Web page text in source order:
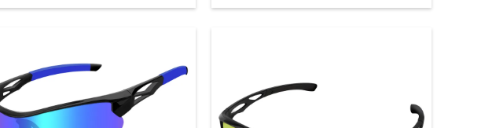
protection oculaire de recyclage
lentilles de polycarbonate